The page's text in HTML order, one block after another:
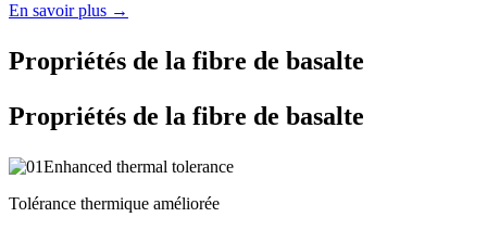
En savoir plus →
Propriétés de la fibre de basalte
Propriétés de la fibre de basalte
Tolérance thermique améliorée